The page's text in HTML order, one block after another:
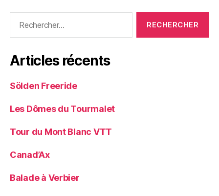
Articles récents
Sölden Freeride
Les Dômes du Tourmalet
Tour du Mont Blanc VTT
Canad’Ax
Balade à Verbier